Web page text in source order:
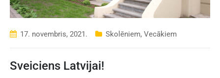
17. novembris, 2021. Skolēniem, Vecākiem
Sveiciens Latvijai!